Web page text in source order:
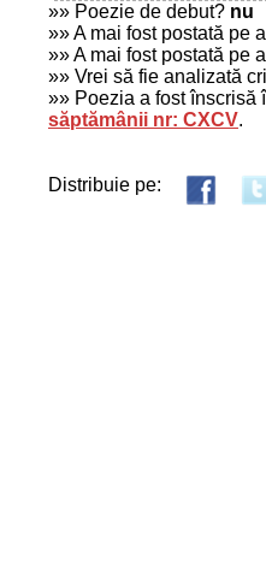
»» Poezie de debut? nu
»» A mai fost postată pe
»» A mai fost postată pe
»» Vrei să fie analizată
»» Poezia a fost înscrisă
săptămânii nr: CXCV.
Distribuie pe: